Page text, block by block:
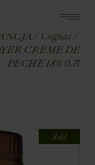
Cognac
CREME DE
PECHE 18% 0.7l
Sold